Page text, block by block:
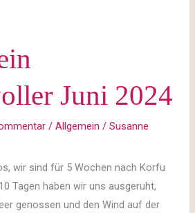
Juni 2024
/Allgemein /Susanne
wir sind für 5 Wochen nach Korfu
Tagen haben wir uns ausgeruht,
genossen und den Wind auf der